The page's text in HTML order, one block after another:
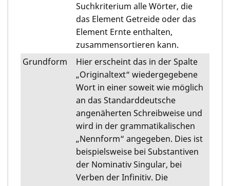
Suchkriterium alle Wörter, die
das Element Getreide oder das
Element Ernte enthalten,
zusammensortieren kann.
Grundform
Hier erscheint das in der Spalte
„Originaltext“ wiedergegebene
Wort in einer soweit wie möglich
an das Standarddeutsche
angenäherten Schreibweise und
wird in der grammatikalischen
„Nennform“ angegeben. Dies ist
beispielsweise bei Substantiven
der Nominativ Singular, bei
Verben der Infinitiv. Die